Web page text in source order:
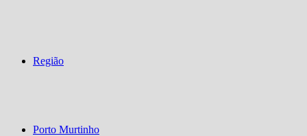
Região
Porto Murtinho